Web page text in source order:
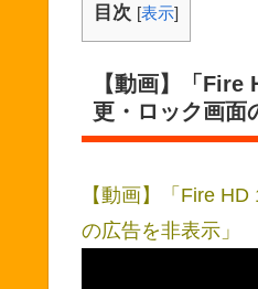
目次 [表示]
【動画】「
更・ロック画面
【動画】「Fire
の広告を非表示」